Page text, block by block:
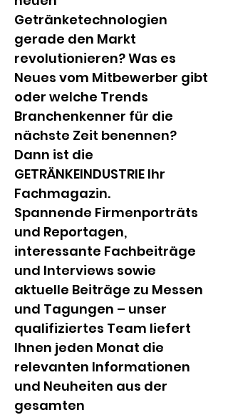
Getränketechnologien
gerade den Markt
revolutionieren? Was es
Neues vom Mitbewerber gibt
oder welche Trends
Branchenkenner für die
nächste Zeit benennen?
Dann ist die
GETRÄNKEINDUSTRIE Ihr
Fachmagazin.
Spannende Firmenporträts
und Reportagen,
interessante Fachbeiträge
und Interviews sowie
aktuelle Beiträge zu Messen
und Tagungen – unser
qualifiziertes Team liefert
Ihnen jeden Monat die
relevanten Informationen
und Neuheiten aus der
gesamten